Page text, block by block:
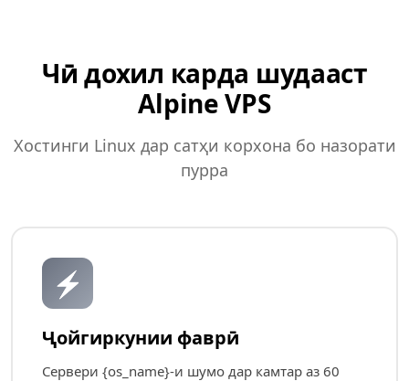
Чӣ дохил карда шудааст
Alpine VPS
Хостинги Linux дар сатҳи корхона бо назорати
пурра
⚡
Ҷойгиркунии фаврӣ
Сервери {os_name}-и шумо дар камтар аз 60